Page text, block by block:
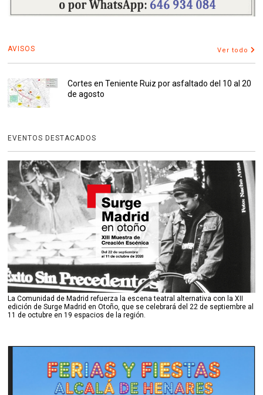
AVISOS Ver todo
Cortes en Teniente Ruiz por asfaltado del 10 al 20
de agosto
EVENTOS DESTACADOS
La Comunidad de Madrid refuerza la escena teatral alternativa con la XII
edición de Surge Madrid en Otoño, que se celebrará del 22 de septiembre al
11 de octubre en 19 espacios de la región.